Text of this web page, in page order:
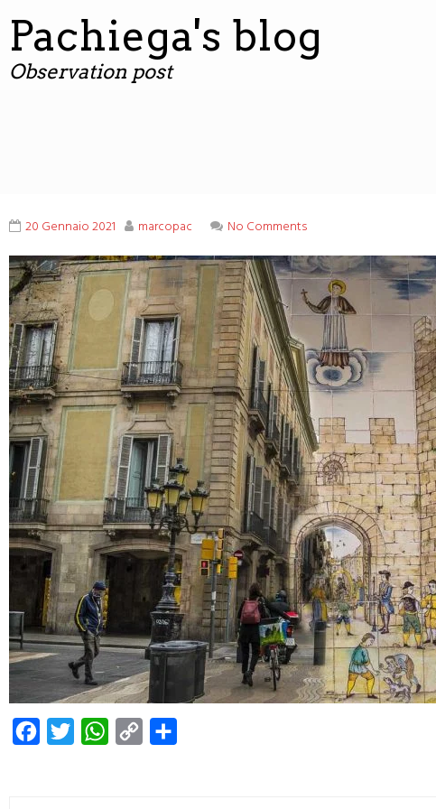
contenuto
Pachiega's blog
Observation post
20 Gennaio 2021 marcopac No Comments
Facebook
Twitter WhatsApp
Copy